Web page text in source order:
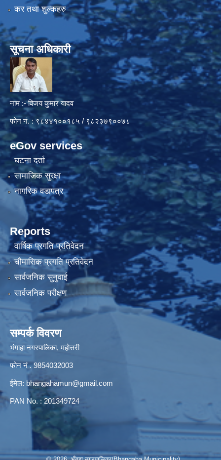
कर तथा शुल्कहरु
सूचना अधिकारी
नाम :- विजय कुमार यादव
फोन नं. : ९८४४१००१८५ / ९८२३७९००७८
eGov services
घटना दर्ता
सामाजिक सुरक्षा
नागरिक वडापत्र
Reports
वार्षिक प्रगति प्रतिवेदन
चौमासिक प्रगति प्रतिवेदन
सार्वजनिक सुनुवाई
सार्वजनिक परीक्षण
सम्पर्क विवरण
भंगाहा नगरपालिका, महोत्तरी
फोन नं . 9854032003
ईमेल: bhangahamun@gmail.com
PAN No. : 201349724